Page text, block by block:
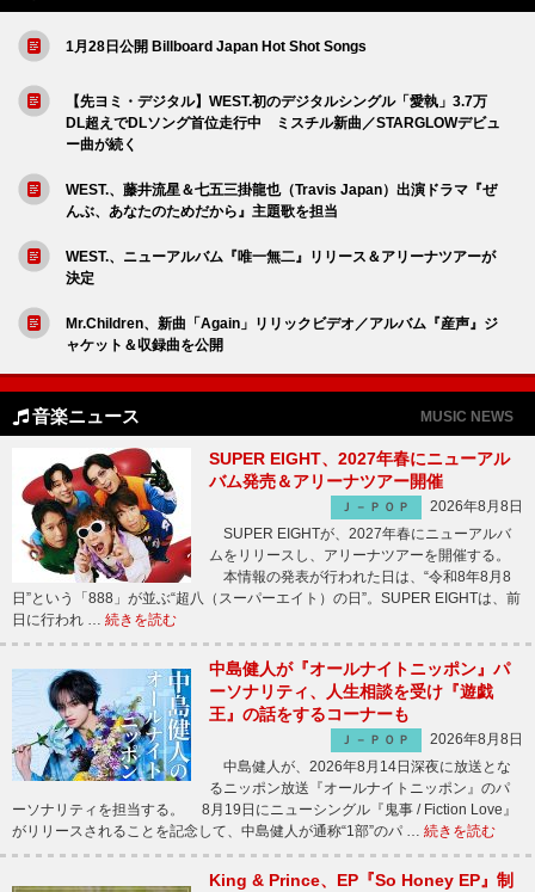
1月28日公開 Billboard Japan Hot Shot Songs
【先ヨミ・デジタル】WEST.初のデジタルシングル「愛執」3.7万
DL超えでDLソング首位走行中 ミスチル新曲／STARGLOWデビュ
ー曲が続く
WEST.、藤井流星＆七五三掛龍也（Travis Japan）出演ドラマ『ぜ
んぶ、あなたのためだから』主題歌を担当
WEST.、ニューアルバム『唯一無二』リリース＆アリーナツアーが
決定
Mr.Children、新曲「Again」リリックビデオ／アルバム『産声』ジ
ャケット＆収録曲を公開
音楽ニュース MUSIC NEWS
SUPER EIGHT、2027年春にニューアル
バム発売＆アリーナツアー開催
Ｊ－ＰＯＰ
2026年8月8日
SUPER EIGHTが、2027年春にニューアルバ
ムをリリースし、アリーナツアーを開催する。
本情報の発表が行われた日は、“令和8年8月8
日”という「888」が並ぶ“超八（スーパーエイト）の日”。SUPER EIGHTは、前
日に行われ … 続きを読む
中島健人が『オールナイトニッポン』パ
ーソナリティ、人生相談を受け『遊戯
王』の話をするコーナーも
Ｊ－ＰＯＰ
2026年8月8日
中島健人が、2026年8月14日深夜に放送とな
るニッポン放送『オールナイトニッポン』のパ
ーソナリティを担当する。 8月19日にニューシングル『鬼事 / Fiction Love』
がリリースされることを記念して、中島健人が通称“1部”のパ … 続きを読む
King & Prince、EP『So Honey EP』制